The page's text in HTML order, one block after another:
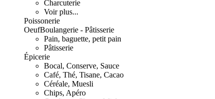
Charcuterie
Voir plus...
Poissonerie
OeufBoulangerie - Pâtisserie
Pain, baguette, petit pain
Pâtisserie
Épicerie
Bocal, Conserve, Sauce
Café, Thé, Tisane, Cacao
Céréale, Muesli
Chips, Apéro